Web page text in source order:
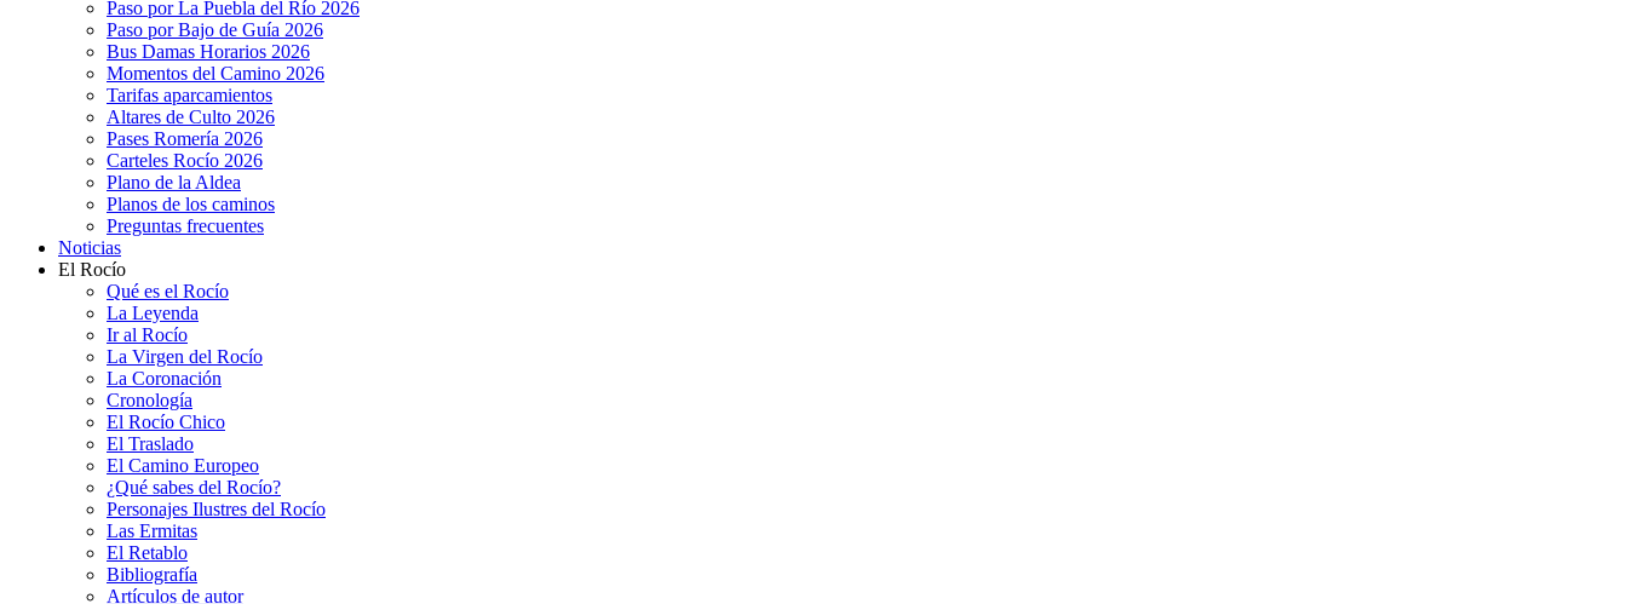
Paso por La Puebla del Río 2026
Paso por Bajo de Guía 2026
Bus Damas Horarios 2026
Momentos del Camino 2026
Tarifas aparcamientos
Altares de Culto 2026
Pases Romería 2026
Carteles Rocío 2026
Plano de la Aldea
Planos de los caminos
Preguntas frecuentes
Noticias
El Rocío
Qué es el Rocío
La Leyenda
Ir al Rocío
La Virgen del Rocío
La Coronación
Cronología
El Rocío Chico
El Traslado
El Camino Europeo
¿Qué sabes del Rocío?
Personajes Ilustres del Rocío
Las Ermitas
El Retablo
Bibliografía
Artículos de autor